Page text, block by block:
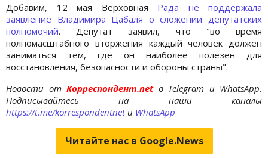
Добавим, 12 мая Верховная Рада не поддержала
заявление Владимира Цабаля о сложении депутатских
полномочий. Депутат заявил, что "во время
полномасштабного вторжения каждый человек должен
заниматься тем, где он наиболее полезен для
восстановления, безопасности и обороны страны".
Новости отКорреспондент.net в Telegram и WhatsApp.
Подписывайтесь на наши каналы
https://t.me/korrespondentnetи WhatsApp
Читайте нас в Google.News